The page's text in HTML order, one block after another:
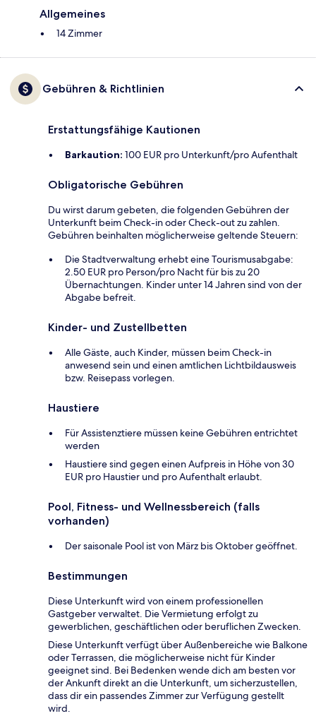
Allgemeines
14 Zimmer
Gebühren & Richtlinien
Erstattungsfähige Kautionen
Barkaution: 100 EUR pro Unterkunft/pro Aufenthalt
Obligatorische Gebühren
Du wirst darum gebeten, die folgenden Gebühren der
Unterkunft beim Check-in oder Check-out zu zahlen.
Gebühren beinhalten möglicherweise geltende Steuern:
Die Stadtverwaltung erhebt eine Tourismusabgabe:
2.50 EUR pro Person/pro Nacht für bis zu 20
Übernachtungen. Kinder unter 14 Jahren sind von der
Abgabe befreit.
Kinder- und Zustellbetten
Alle Gäste, auch Kinder, müssen beim Check-in
anwesend sein und einen amtlichen Lichtbildausweis
bzw. Reisepass vorlegen.
Haustiere
Für Assistenztiere müssen keine Gebühren entrichtet
werden
Haustiere sind gegen einen Aufpreis in Höhe von 30
EUR pro Haustier und pro Aufenthalt erlaubt.
Pool, Fitness- und Wellnessbereich (falls
vorhanden)
Der saisonale Pool ist von März bis Oktober geöffnet.
Bestimmungen
Diese Unterkunft wird von einem professionellen
Gastgeber verwaltet. Die Vermietung erfolgt zu
gewerblichen, geschäftlichen oder beruflichen Zwecken.
Diese Unterkunft verfügt über Außenbereiche wie Balkone
oder Terrassen, die möglicherweise nicht für Kinder
geeignet sind. Bei Bedenken wende dich am besten vor
der Ankunft direkt an die Unterkunft, um sicherzustellen,
dass dir ein passendes Zimmer zur Verfügung gestellt
wird.